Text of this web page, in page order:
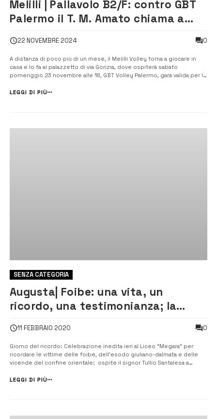
Melilli | Pallavolo B2/F: contro GBT
Palermo il T. M. Amato chiama a
22 NOVEMBRE 2024 0
A distanza di poco più di un mese, il Melilli Volley torna a giocare in
casa e lo fa al palazzetto di via Gorizia, dove ospiterà sabato
pomeriggio 23 novembre alle 18, GBT Volley Palermo, gara valida per la
squadra del presidente Luigi Distefano […]
LEGGI DI PIÙ
SENZA CATEGORIA
Augusta| Foibe: una vita, un
ricordo, una testimonianza; la
11 FEBBRAIO 2020 0
Giorno del ricordo: Celebrazione inedita ieri al Liceo “Megara” per
ricordare le vittime delle foibe, dell’esodo giuliano-dalmata e delle
vicende del confine orientale: ospite il signor Tullio Santalesa a
Renato Santoro ha celebrato, ieri 10 febbraio, il giorno del r...
LEGGI DI PIÙ